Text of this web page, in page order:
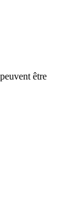
être